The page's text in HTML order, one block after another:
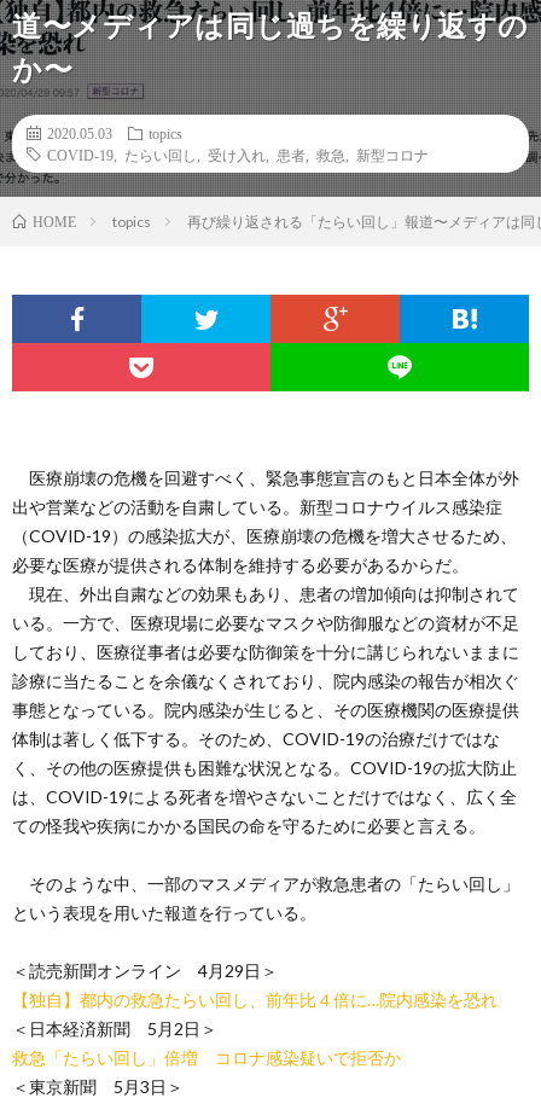
道〜メディアは同じ過ちを繰り返すの
か〜
2020.05.03
topics
COVID-19
たらい回し 受け入れ 患者 救急 新型コロナ
HOME topics 再び繰り返される「たらい回し」報道〜メディアは
医療崩壊の危機を回避すべく、緊急事態宣言のもと日本全体が外
出や営業などの活動を自粛している。新型コロナウイルス感染症
（COVID-19）の感染拡大が、医療崩壊の危機を増大させるため、
必要な医療が提供される体制を維持する必要があるからだ。
現在、外出自粛などの効果もあり、患者の増加傾向は抑制されて
いる。一方で、医療現場に必要なマスクや防御服などの資材が不足
しており、医療従事者は必要な防御策を十分に講じられないままに
診療に当たることを余儀なくされており、院内感染の報告が相次ぐ
事態となっている。院内感染が生じると、その医療機関の医療提供
体制は著しく低下する。そのため、COVID-19の治療だけではな
く、その他の医療提供も困難な状況となる。COVID-19の拡大防止
は、COVID-19による死者を増やさないことだけではなく、広く全
ての怪我や疾病にかかる国民の命を守るために必要と言える。
そのような中、一部のマスメディアが救急患者の「たらい回し」
という表現を用いた報道を行っている。
＜読売新聞オンライン 4月29日＞
【独自】都内の救急たらい回し、前年比４倍に…院内感染を恐れ
＜日本経済新聞 5月2日＞
救急「たらい回し」倍増 コロナ感染疑いで拒否か
＜東京新聞 5月3日＞